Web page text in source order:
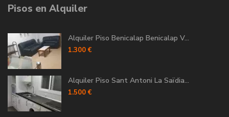
Pisos en Alquiler
Alquiler Piso Benicalap Benicalap V...
1.300 €
Alquiler Piso Sant Antoni La Saïdia...
1.500 €